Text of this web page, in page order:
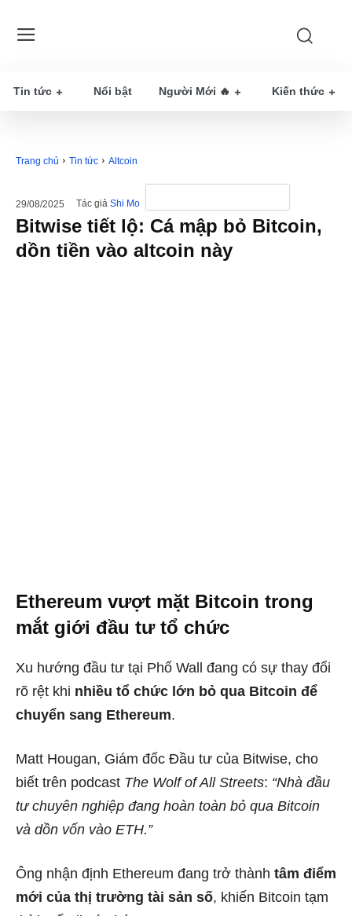
Tin tức Nổi bật Người Mới 🔥 Kiến thức
Trang chủ Tin tức Altcoin
29/08/2025 Tác giả Shi Mo
Bitwise tiết lộ: Cá mập bỏ Bitcoin,
dồn tiền vào altcoin này
Ethereum vượt mặt Bitcoin trong
mắt giới đầu tư tổ chức
Xu hướng đầu tư tại Phố Wall đang có sự thay đổi
rõ rệt khi nhiều tổ chức lớn bỏ qua Bitcoin để
chuyển sang Ethereum.
Matt Hougan, Giám đốc Đầu tư của Bitwise, cho
biết trên podcast The Wolf of All Streets: “Nhà đầu
tư chuyên nghiệp đang hoàn toàn bỏ qua Bitcoin
và dồn vốn vào ETH.”
Ông nhận định Ethereum đang trở thành tâm điểm
mới của thị trường tài sản số, khiến Bitcoin tạm